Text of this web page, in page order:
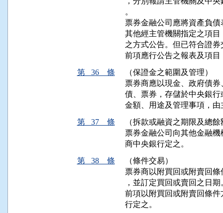
。
票券金融公司應將資產負
其他經主管機關指定之項
之方式公告。但已符合證
前項應行公告之報表及項
第 36 條
（保證金之範圍及管理）
票券商應以現金、政府債
債、票券，存儲於中央銀
金額、用途及管理事項，
第 37 條
（拆款或融資之期限及總餘
票券金融公司向其他金融
商中央銀行定之。
第 38 條
（條件交易）
票券商以附買回或附賣回
，並訂定買回或賣回之日期
前項以附買回或附賣回條
行定之。